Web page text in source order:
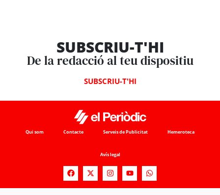
SUBSCRIU-T'HI
De la redacció al teu dispositiu
SUBSCRIU-T'HI
Qui som Contacte Serveis de Publicitat Hemeroteca
Avís legal